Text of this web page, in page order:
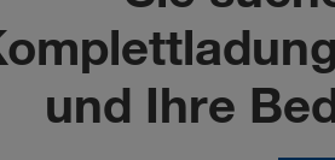
und Ihre